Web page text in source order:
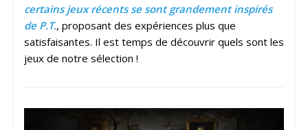
certains jeux récents se sont grandement inspirés
de P.T., proposant des expériences plus que
satisfaisantes. Il est temps de découvrir quels sont les
jeux de notre sélection !